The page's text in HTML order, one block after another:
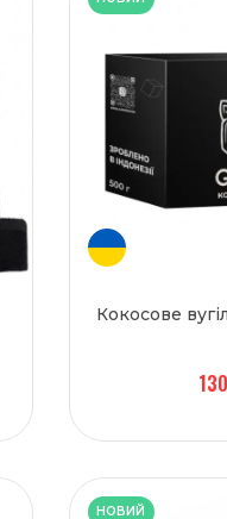
Кокосове
НОВИЙ